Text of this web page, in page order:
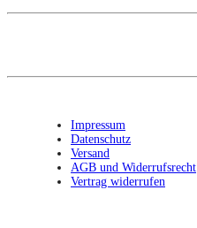
Impressum
Datenschutz
Versand
AGB und Widerrufsrecht
Vertrag widerrufen